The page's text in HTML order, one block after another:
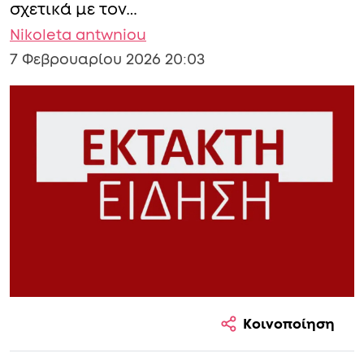
σχετικά με τον…
Nikoleta antwniou
7 Φεβρουαρίου 2026 20:03
Κοινοποίηση